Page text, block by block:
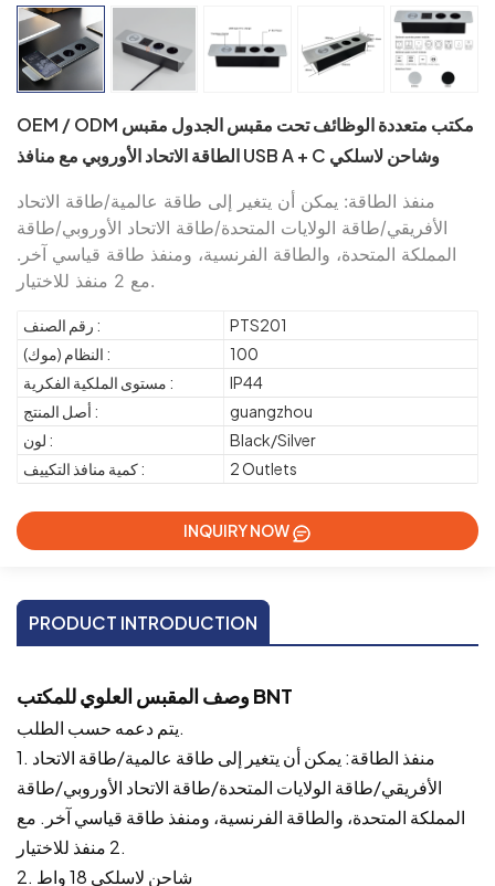
OEM / ODM مكتب متعددة الوظائف تحت مقبس الجدول مقبس
الطاقة الاتحاد الأوروبي مع منافذ USB A + C وشاحن لاسلكي
منفذ الطاقة: يمكن أن يتغير إلى طاقة عالمية/طاقة الاتحاد
الأفريقي/طاقة الولايات المتحدة/طاقة الاتحاد الأوروبي/طاقة
المملكة المتحدة، والطاقة الفرنسية، ومنفذ طاقة قياسي آخر.
مع 2 منفذ للاختيار.
رقم الصنف :
PTS201
النظام (موك) :
100
مستوى الملكية الفكرية :
IP44
أصل المنتج :
guangzhou
لون :
Black/Silver
كمية منافذ التكييف :
2 Outlets
INQUIRY NOW
PRODUCT INTRODUCTION
وصف المقبس العلوي للمكتب BNT
يتم دعمه حسب الطلب.
1. منفذ الطاقة: يمكن أن يتغير إلى طاقة عالمية/طاقة الاتحاد
الأفريقي/طاقة الولايات المتحدة/طاقة الاتحاد الأوروبي/طاقة
المملكة المتحدة، والطاقة الفرنسية، ومنفذ طاقة قياسي آخر. مع
2 منفذ للاختيار.
2. شاحن لاسلكي 18 واط